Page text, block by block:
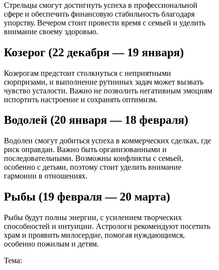
Стрельцы смогут достигнуть успеха в профессиональной
сфере и обеспечить финансовую стабильность благодаря
упорству. Вечером стоит провести время с семьей и уделить
внимание своему здоровью.
Козерог (22 декабря — 19 января)
Козерогам предстоит столкнуться с неприятными
сюрпризами, и выполнение рутинных задач может вызвать
чувство усталости. Важно не позволить негативным эмоциям
испортить настроение и сохранять оптимизм.
Водолей (20 января — 18 февраля)
Водолеи смогут добиться успеха в коммерческих сделках, где
риск оправдан. Важно быть организованными и
последовательными. Возможны конфликты с семьей,
особенно с детьми, поэтому стоит уделить внимание
гармонии в отношениях.
Рыбы (19 февраля — 20 марта)
Рыбы будут полны энергии, с усилением творческих
способностей и интуиции. Астрологи рекомендуют посетить
храм и проявить милосердие, помогая нуждающимся,
особенно пожилым и детям.
Тема: